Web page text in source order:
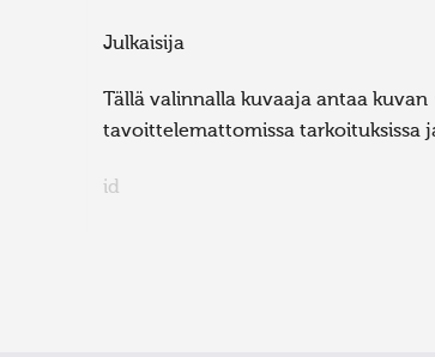
Julkaisija
Tällä valinnalla kuvaaja antaa kuvan
tavoittelemattomissa tarkoituksissa
id